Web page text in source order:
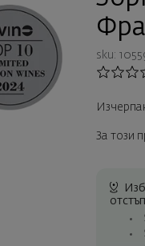
sku:
За този